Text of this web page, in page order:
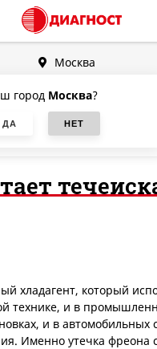
Москва
город Москва?
Как работает течеискатель
хладагент, который
технике, и в
и в автомобильных
Именно утечка фреона